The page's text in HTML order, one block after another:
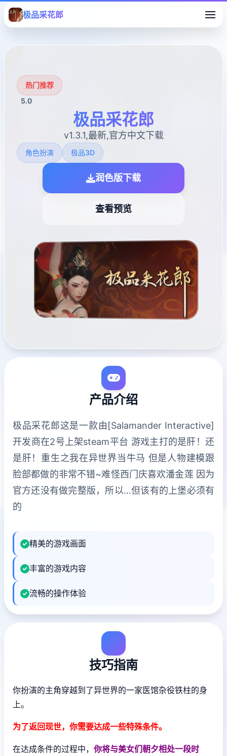
极品采花郎
热门推荐
5.0
极品采花郎
v1.3.1,最新,官方中文下载
角色扮演 极品3D
润色版下载
查看预览
产品介绍
极品采花郎这是一款由[Salamander Interactive]
开发商在2号上架steam平台 游戏主打的是肝！还
是肝！重生之我在异世界当牛马 但是人物建模跟
脸部都做的非常不错~难怪西门庆喜欢潘金莲 因为
官方还没有做完整版，所以…但该有的上堡必须有
的
精美的游戏画面
丰富的游戏内容
流畅的操作体验
技巧指南
你扮演的主角穿越到了异世界的一家医馆杂役铁柱的身
上。
为了返回现世，你需要达成一些特殊条件。
在达成条件的过程中， 你将与美女们朝夕相处一段时